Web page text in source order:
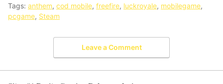
Tags: anthem, cod mobile, freefire, luckroyale, mobilegame,
pcgame, Steam
Leave a Comment